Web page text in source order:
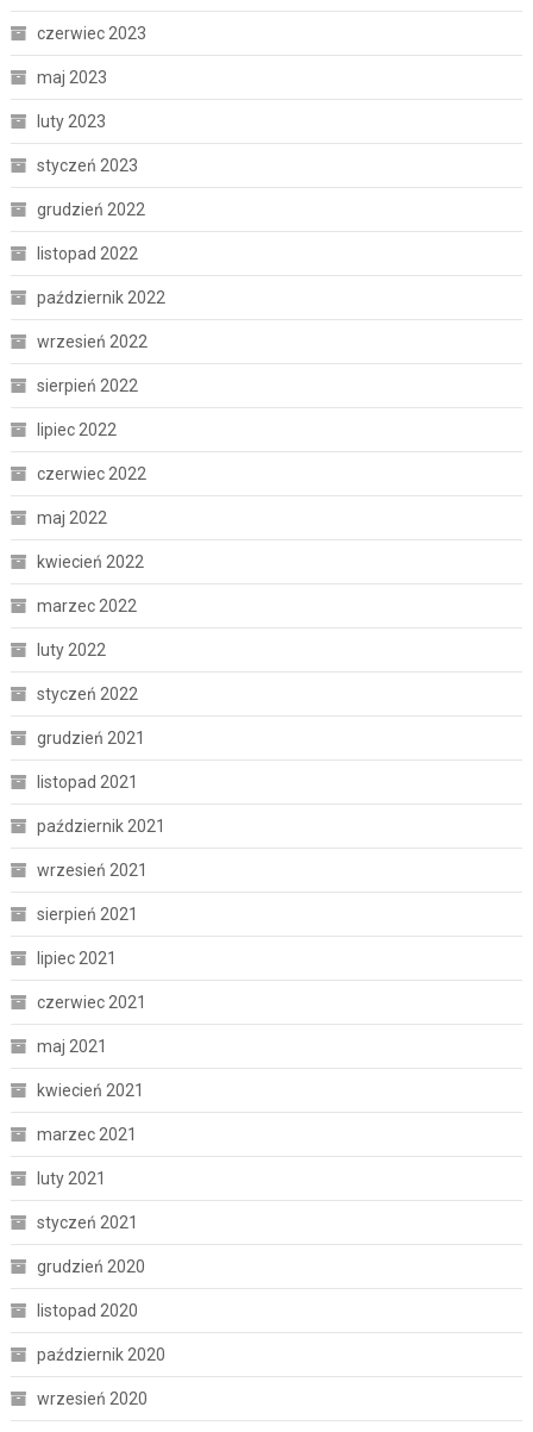
czerwiec 2023
maj 2023
luty 2023
styczeń 2023
grudzień 2022
listopad 2022
październik 2022
wrzesień 2022
sierpień 2022
lipiec 2022
czerwiec 2022
maj 2022
kwiecień 2022
marzec 2022
luty 2022
styczeń 2022
grudzień 2021
listopad 2021
październik 2021
wrzesień 2021
sierpień 2021
lipiec 2021
czerwiec 2021
maj 2021
kwiecień 2021
marzec 2021
luty 2021
styczeń 2021
grudzień 2020
listopad 2020
październik 2020
wrzesień 2020